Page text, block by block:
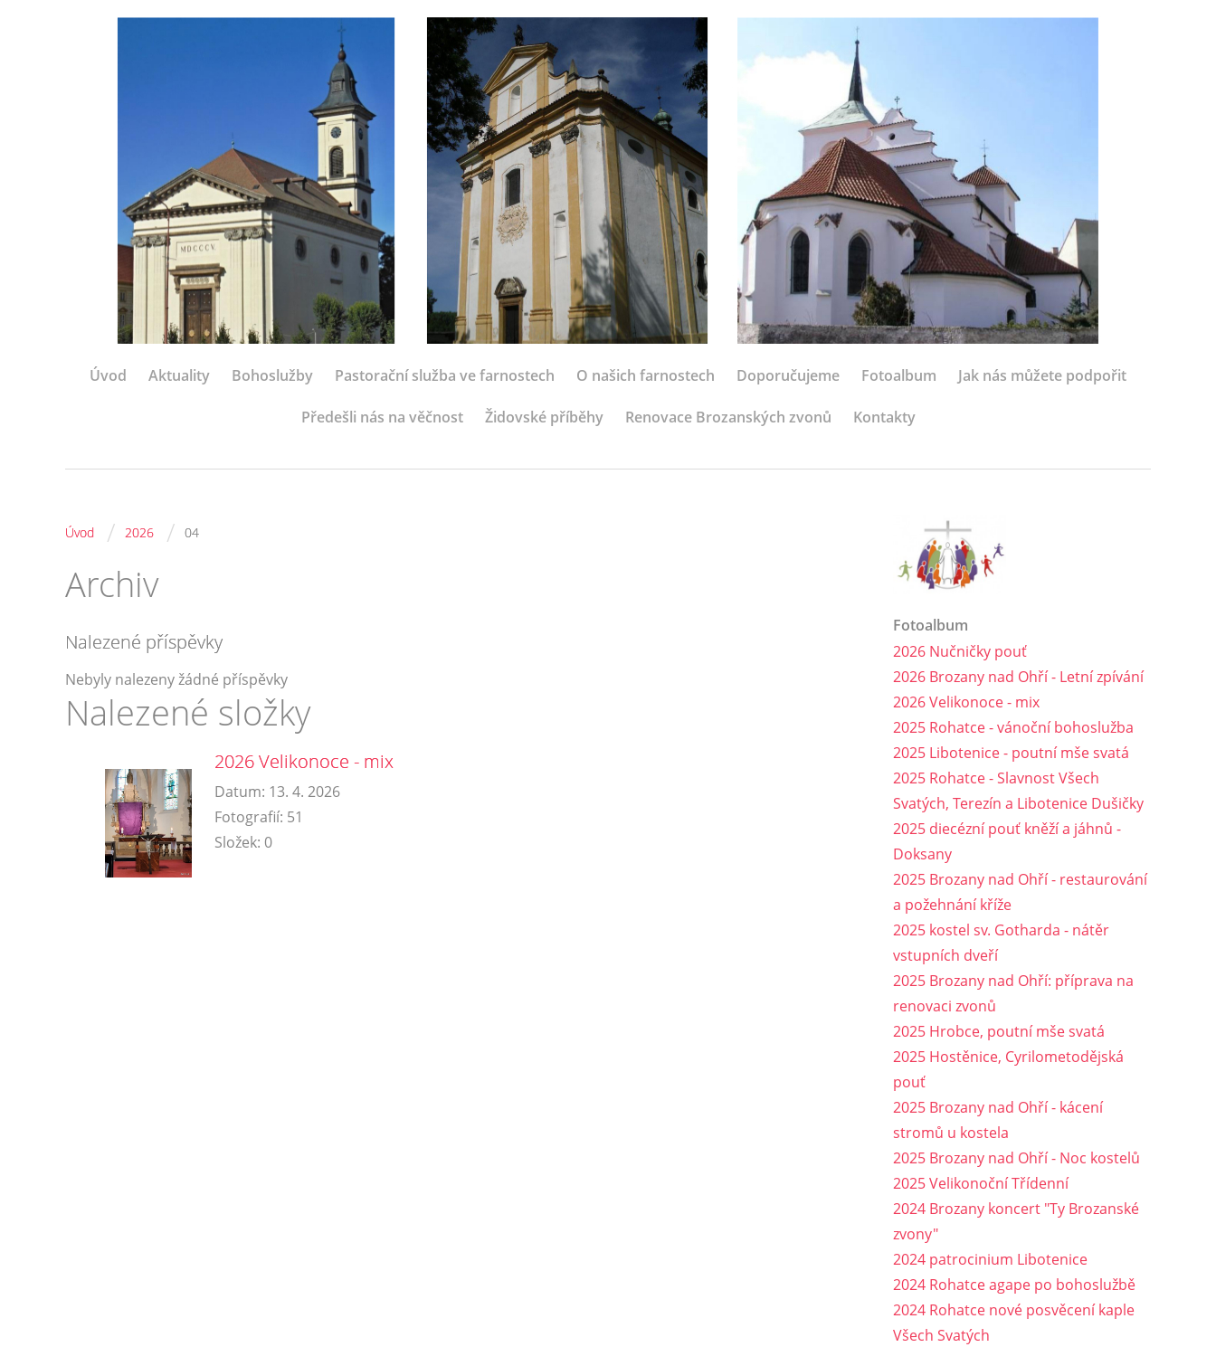
Úvod Aktuality Bohoslužby Pastorační služba ve farnostech O našich farnostech Doporučujeme Fotoalbum Jak nás můžete podpořit
Předešli nás na věčnost Židovské příběhy Renovace Brozanských zvonů Kontakty
Úvod / 2026 / 04
Archiv
Nalezené příspěvky
Nebyly nalezeny žádné příspěvky
Nalezené složky
2026 Velikonoce - mix
Datum: 13. 4. 2026
Fotografií: 51
Složek: 0
Fotoalbum
2026 Nučničky pouť
2026 Brozany nad Ohří - Letní zpívání
2026 Velikonoce - mix
2025 Rohatce - vánoční bohoslužba
2025 Libotenice - poutní mše svatá
2025 Rohatce - Slavnost Všech
Svatých, Terezín a Libotenice Dušičky
2025 diecézní pouť kněží a jáhnů -
Doksany
2025 Brozany nad Ohří - restaurování
a požehnání kříže
2025 kostel sv. Gotharda - nátěr
vstupních dveří
2025 Brozany nad Ohří: příprava na
renovaci zvonů
2025 Hrobce, poutní mše svatá
2025 Hostěnice, Cyrilometodějská
pouť
2025 Brozany nad Ohří - kácení
stromů u kostela
2025 Brozany nad Ohří - Noc kostelů
2025 Velikonoční Třídenní
2024 Brozany koncert "Ty Brozanské
zvony"
2024 patrocinium Libotenice
2024 Rohatce agape po bohoslužbě
2024 Rohatce nové posvěcení kaple
Všech Svatých